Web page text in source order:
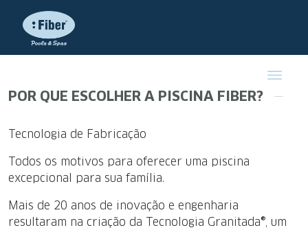
POR QUE ESCOLHER A PISCINA FIBER?
Tecnologia de Fabricação
Todos os motivos para oferecer uma piscina
excepcional para sua família.
Mais de 20 anos de inovação e engenharia
resultaram na criação da Tecnologia Granitada®, um